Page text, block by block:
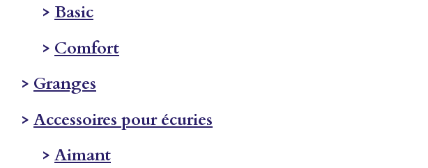
> Basic
> Comfort
> Granges
> Accessoires pour écuries
> Aimant